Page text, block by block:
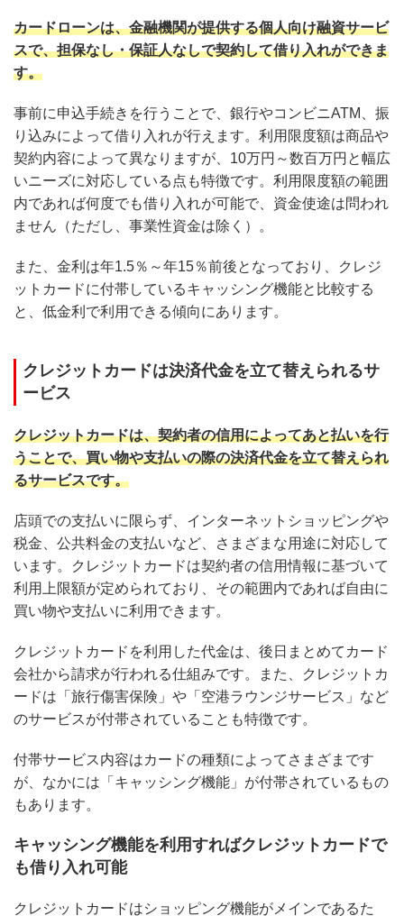
カードローンは、金融機関が提供する個人向け融資サービ
スで、担保なし・保証人なしで契約して借り入れができま
す。
事前に申込手続きを行うことで、銀行やコンビニATM、振
り込みによって借り入れが行えます。利用限度額は商品や
契約内容によって異なりますが、10万円～数百万円と幅広
いニーズに対応している点も特徴です。利用限度額の範囲
内であれば何度でも借り入れが可能で、資金使途は問われ
ません（ただし、事業性資金は除く）。
また、金利は年1.5％～年15％前後となっており、クレジ
ットカードに付帯しているキャッシング機能と比較する
と、低金利で利用できる傾向にあります。
クレジットカードは決済代金を立て替えられるサ
ービス
クレジットカードは、契約者の信用によってあと払いを行
うことで、買い物や支払いの際の決済代金を立て替えられ
るサービスです。
店頭での支払いに限らず、インターネットショッピングや
税金、公共料金の支払いなど、さまざまな用途に対応して
います。クレジットカードは契約者の信用情報に基づいて
利用上限額が定められており、その範囲内であれば自由に
買い物や支払いに利用できます。
クレジットカードを利用した代金は、後日まとめてカード
会社から請求が行われる仕組みです。また、クレジットカ
ードは「旅行傷害保険」や「空港ラウンジサービス」など
のサービスが付帯されていることも特徴です。
付帯サービス内容はカードの種類によってさまざまです
が、なかには「キャッシング機能」が付帯されているもの
もあります。
キャッシング機能を利用すればクレジットカードで
も借り入れ可能
クレジットカードはショッピング機能がメインであるた